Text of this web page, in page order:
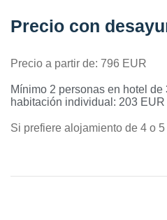
Precio con
Precio a partir de: 796 EUR
Mínimo 2 personas en hotel
habitación individual: 203 EUR
Si prefiere alojamiento de 4 o